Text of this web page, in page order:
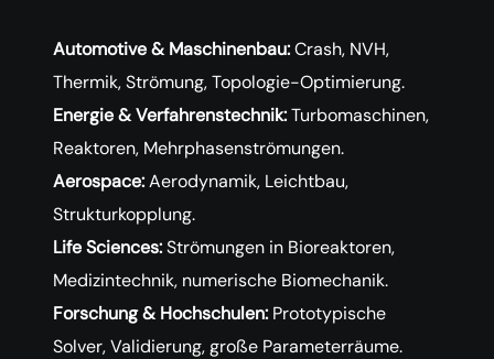
Automotive & Maschinenbau:Crash, NVH,
Thermik, Strömung, Topologie-Optimierung.
Energie & Verfahrenstechnik:Turbomaschinen,
Reaktoren, Mehrphasenströmungen.
Aerospace:Aerodynamik, Leichtbau,
Strukturkopplung.
Life Sciences:Strömungen in Bioreaktoren,
Medizintechnik, numerische Biomechanik.
Forschung & Hochschulen: Prototypische
Solver, Validierung, große Parameterräume.